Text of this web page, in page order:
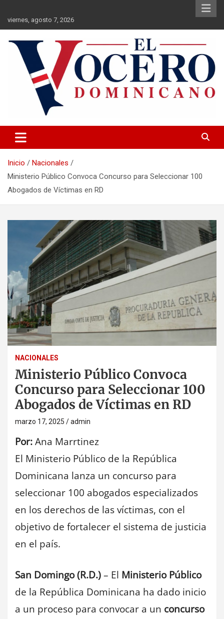
contenido
viernes, agosto 7, 2026
El Vocero Dominicano
Inicio
Nacionales
Ministerio Público Convoca Concurso para Seleccionar 100
Abogados de Víctimas en RD
NACIONALES
Ministerio Público Convoca
Concurso para Seleccionar 100
Abogados de Víctimas en RD
marzo 17, 2025 admin
Por:Ana Marrtinez
El Ministerio Público de la República
Dominicana lanza un concurso para
seleccionar 100 abogados especializados
en los derechos de las víctimas, con el
objetivo de fortalecer el sistema de justicia
en el país.
San Domingo (R.D.)– El Ministerio Público
de la República Dominicana ha dado inicio
a un proceso para convocar a un concurso